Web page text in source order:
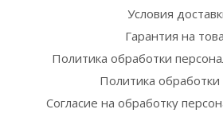
Условия
Гарантия на
Политика обработки
Политика обработки
Согласие на обработку